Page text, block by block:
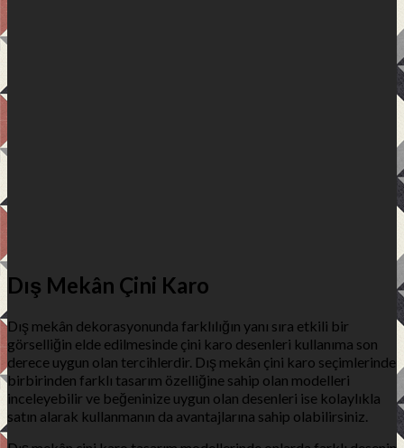
Dış Mekân Çini Karo
Dış mekân dekorasyonunda farklılığın yanı sıra etkili bir
görselliğin elde edilmesinde çini karo desenleri kullanıma son
derece uygun olan tercihlerdir. Dış mekân çini karo seçimlerinde
birbirinden farklı tasarım özelliğine sahip olan modelleri
inceleyebilir ve beğeninize uygun olan desenleri ise kolaylıkla
satın alarak kullanmanın da avantajlarına sahip olabilirsiniz.